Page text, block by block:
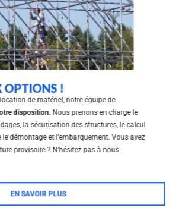
OPTIONS !
location de matériel, notre équipe de
votre disposition.Nous prenons en charge le
la sécurisation des structures, le calcul
le démontage et l’embarquement. Vous avez
provisoire ? N’hésitez pas à nous
EN SAVOIR PLUS